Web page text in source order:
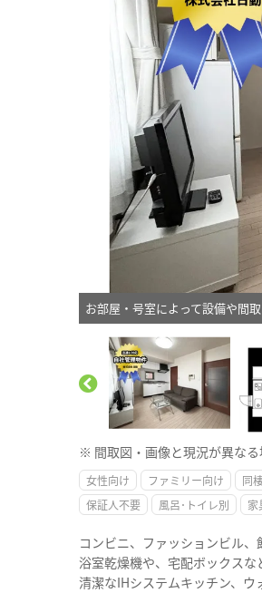
お部屋・号室によって設備や間
※ 間取図・画像と現況が異なる
女性向け ファミリー向け 同
保証人不要
風呂･トイレ別 家
コンビニ、ファッションビル
浴室乾燥機や、宅配ボックスな
清潔なIHシステムキッチン、ウ